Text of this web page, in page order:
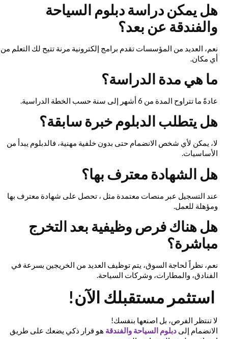
هل يمكن دراسة دبلوم السياحة
والفندقة عن بعد؟
نعم، العديد من المؤسسات تقدم برامج إلكترونية مرنة تتيح لك التعلم من
أي مكان.
ما هي مدة الدراسة؟
عادةً ما تتراوح المدة من 6 أشهر إلى سنة حسب الخطة الدراسية.
هل يتطلب الدبلوم خبرة سابقة؟
لا، يمكن لأي شخص الانضمام حتى بدون خلفية مهنية، فالدبلوم يبدأ من
الأساسيات.
هل الشهادة معترف بها؟
عند التسجيل عبر منصات معتمدة مثل ، تحصل على شهادة معترف بها
ومؤهلة للعمل.
هل هناك فرص وظيفية بعد التخرج
مباشرة؟
نعم، نظراً لحاجة السوق، يتم توظيف العديد من الخريجين بسرعة في
الفنادق، والمطارات، وشركات السياحة.
استثمر مستقبلك الآن!
لا تنتظر الفرص، بل اصنعها بنفسك!
الانضمام إلىدبلوم السياحة والفندقةهو قرار ذكي يضعك على طريق